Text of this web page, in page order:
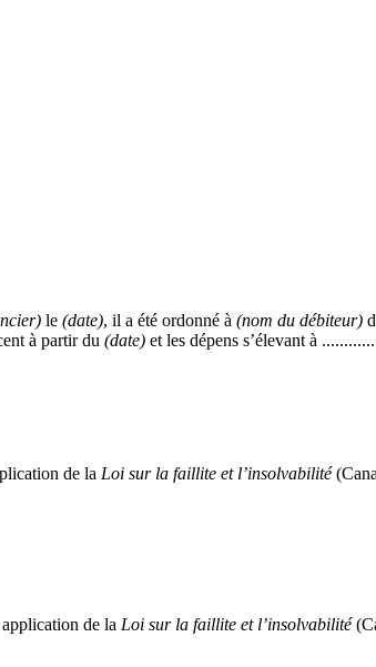
le (date), il a été ordonné à (nom du débiteur)
à partir du (date) et les dépens s’élevant à
de la Loi sur la faillite et l’insolvabilité
de la Loi sur la faillite et l’insolvabilité